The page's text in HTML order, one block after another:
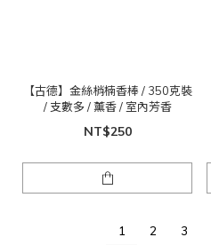
【古德】金絲梢楠香棒 / 350克裝
/ 支數多 / 薰香 / 室內芳香
NT$250
1 2 3